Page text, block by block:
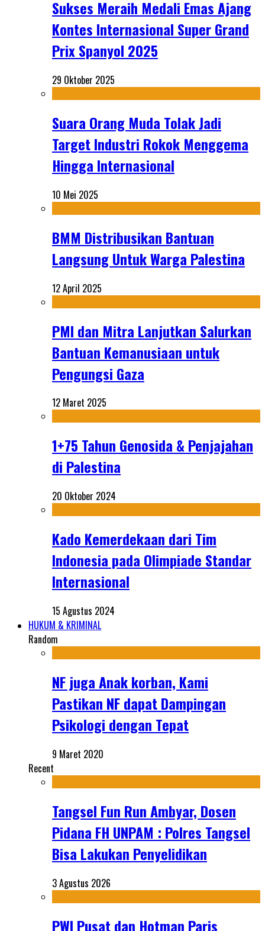
Sukses Meraih Medali Emas Ajang
Kontes Internasional Super Grand
Prix Spanyol 2025
29 Oktober 2025
Suara Orang Muda Tolak Jadi
Target Industri Rokok Menggema
Hingga Internasional
10 Mei 2025
BMM Distribusikan Bantuan
Langsung Untuk Warga Palestina
12 April 2025
PMI dan Mitra Lanjutkan Salurkan
Bantuan Kemanusiaan untuk
Pengungsi Gaza
12 Maret 2025
1+75 Tahun Genosida & Penjajahan
di Palestina
20 Oktober 2024
Kado Kemerdekaan dari Tim
Indonesia pada Olimpiade Standar
Internasional
15 Agustus 2024
HUKUM & KRIMINAL
Random
NF juga Anak korban, Kami
Pastikan NF dapat Dampingan
Psikologi dengan Tepat
9 Maret 2020
Recent
Tangsel Fun Run Ambyar, Dosen
Pidana FH UNPAM : Polres Tangsel
Bisa Lakukan Penyelidikan
3 Agustus 2026
PWI Pusat dan Hotman Paris